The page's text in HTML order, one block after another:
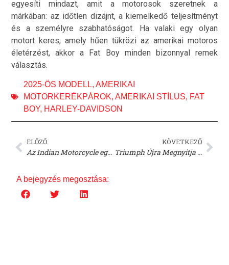
egyesíti mindazt, amit a motorosok szeretnek a
márkában: az időtlen dizájnt, a kiemelkedő teljesítményt
és a személyre szabhatóságot. Ha valaki egy olyan
motort keres, amely hűen tükrözi az amerikai motoros
életérzést, akkor a Fat Boy minden bizonnyal remek
választás.
2025-ÖS MODELL,AMERIKAI
MOTORKERÉKPÁROK,AMERIKAI STÍLUS, FAT
BOY, HARLEY-DAVIDSON
ELŐZŐ
Az Indian Motorcycle egyedi Sport Chief RT motorkerékpárt ajánl fel jótékonysági árverésre!
KÖVETKEZŐ
Triumph Újra Megnyitja nemrég Bezárt Márkakereskedését az Ocean Csoporttal!
A bejegyzés megosztása: